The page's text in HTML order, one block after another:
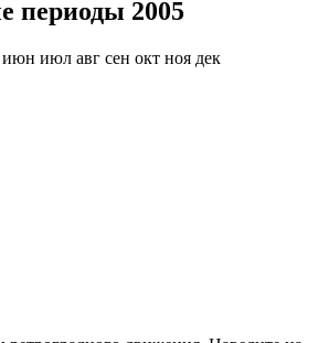
периоды 2005
июн июл авг сен окт ноя дек